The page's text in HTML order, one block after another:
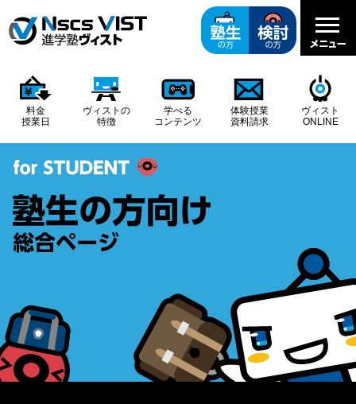
料金
授業日
ヴィストの
特徴
学べる
コンテンツ
体験授業
資料請求
ヴィスト
ONLINE
料金と授業
小学生 の料金と授業
基礎学
からお選び
3,300 円/月～ （税込 3,630
中学生 の料金と授業
ご検討の方向け
当塾をご検討の方は、まずはご覧ください。
ヴィストをご検討の方向けに、当塾の授業
やスタッフ、学習環境、ご料金などの特徴
をわかりやすくまとめました。
その他
OTHERS
学べるコンテンツ
英語・理科・社会の
四択クイズ
ヴィストの人気コンテンツで、英単語や理
科・社会の用語やキーワードがたのしく学
スマホで 四字熟語
単語カード形式とクイズでたのしく四字熟
語が学べます。応用編もあります。
お申込み
体験授業のお申込み
こちらから体験授業にお申込み頂けます。
ぜひ一度ヴィストの授業にご参加してみて
資料請求のお申込み
ご希望の学年の授業日のご案内やパンフレ
ットなどをお送りします。お気軽にお申し
塾生向けサイト
塾生の方のみご利用いただけます。
塾生の方向けの学習サポートサイトです。
定期テストの過去問・対策、入試情報、入
試の過去問、学習情報などご覧いただけま
ご登録